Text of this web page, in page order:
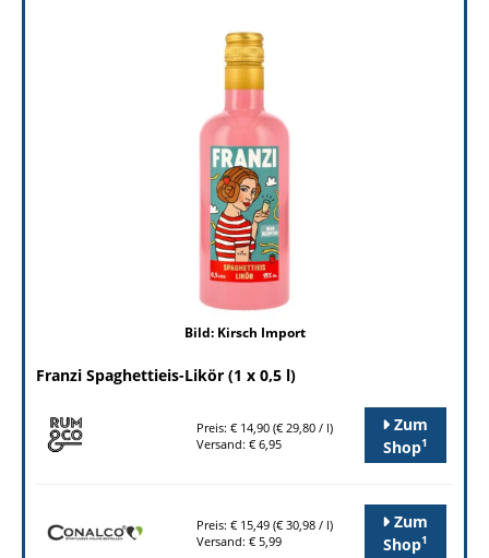
Bild: Kirsch Import
Franzi Spaghettieis-Likör (1 x 0,5 l)
Preis: € 14,90 (€ 29,80 / l)
Versand: € 6,95
Zum
Shop1
Preis: € 15,49 (€ 30,98 / l)
Versand: € 5,99
Zum
Shop1